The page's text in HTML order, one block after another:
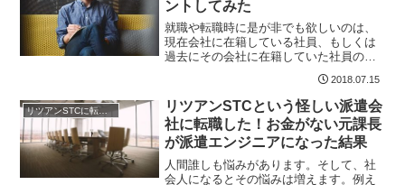
しかしながら、その方向性を撤回し、一
般エントリーも拡大方向に転...
ントしてみた
就職や転職時に是が非でも欲しいのは、
現在会社に在籍している社員、もしくは
過去にその会社に在籍していた社員の口
コミです。僕も転職する際は参考にして
いました。でも、転職サイトの口コミを
信用していいか迷うときがあります。転
職者が知りたいのはネガティブな部分が
ないかということですが、口コミサイト
側が内容をチェックし、批判は掲載され
にくいのが実情だからです。まあ今の
時...
2018.07.15
リツアンSTCに転職した
リツアンSTCという怪しい派遣会
社に転職した！お金がない元課長
が派遣エンジニアになった結果
人間誰しも悩みがあります。そして、社
会人になるとその悩みは増えます。例え